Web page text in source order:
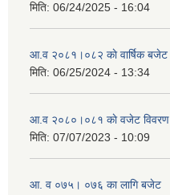
मिति: 06/24/2025 - 16:04
आ.व २०८१।०८२ काे वार्षिक बजेट
मिति: 06/25/2024 - 13:34
आ.व २०८०।०८१ काे वजेट विवरण
मिति: 07/07/2023 - 10:09
आ. व ०७५। ०७६ का लागि बजेट